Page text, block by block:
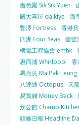
嗇色園 Sik Sik Yuen
殿大喜屋 daikiya
海
豐澤 Fortress 香港
四洲 Four Seas 壹號
機電工程協會 emhk
惠而浦 Whirlpool
香
馬百良 Ma Pak Leung
八達通 Octopus
天
易賞錢 Money Back
炊公館 Champ
頭條日報 Headline